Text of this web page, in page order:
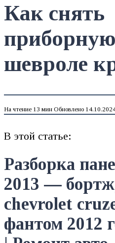
Как снять
шевроле
На чтение 13 мин Обновлено
В этой статье:
Разборка
2013 —
chevrolet
фантом 2012